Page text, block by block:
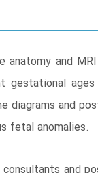
anatomy and
diagrams and
fetal anomalies.